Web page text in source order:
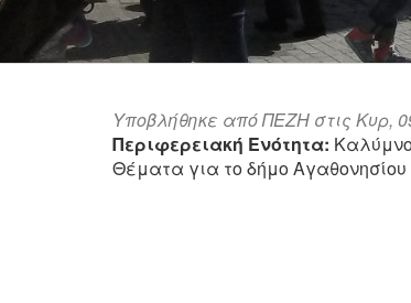
Υποβλήθηκε απόΠΕΖΗ στις Κυρ,
Περιφερειακή Ενότητα:
Θέματα για το δήμο Αγαθονησίου